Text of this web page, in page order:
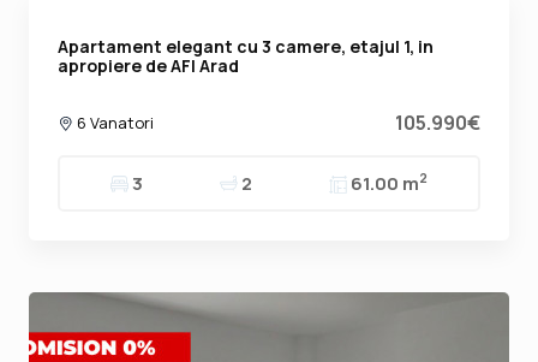
Apartament elegant cu 3 camere, etajul 1, in
apropiere de AFI Arad
6 Vanatori 105.990€
3 2 61.00 m2